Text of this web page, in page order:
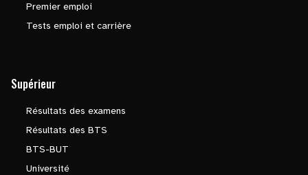
Premier emploi
Tests emploi et carrière
Supérieur
Résultats des examens
Résultats des BTS
BTS-BUT
Université